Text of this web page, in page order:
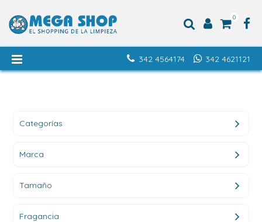
0
342 4621121
342 4564174
Categorías
Marca
Tamaño
Fragancia